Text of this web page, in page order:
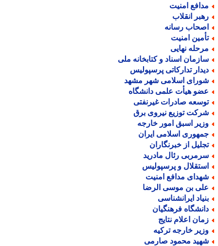
امنیت
انقلاب
رسانه
امنیت
نهایی
اسناد و کتابخانه ملی
تدارکاتی پرسپولیس
اسلامی شهر مشهد
هیأت علمی دانشگاه
صادرات غیرنفتی
توزیع نیروی برق
اسبق امور خارجه
اسلامی ایران
از خبرنگاران
رئال مادرید
و پرسپولیس
مدافع امنیت
بن موسی الرضا
ایرانشناسی
فرهنگیان
اعلام نتایج
خارجه ترکیه
محمود صارمی